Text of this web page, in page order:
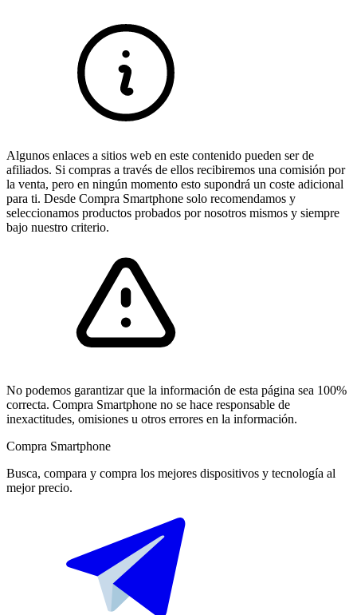
Algunos enlaces a sitios web en este contenido pueden ser de
afiliados. Si compras a través de ellos recibiremos una comisión por
la venta, pero en ningún momento esto supondrá un coste adicional
para ti. Desde Compra Smartphone solo recomendamos y
seleccionamos productos probados por nosotros mismos y siempre
bajo nuestro criterio.
No podemos garantizar que la información de esta página sea 100%
correcta. Compra Smartphone no se hace responsable de
inexactitudes, omisiones u otros errores en la información.
Compra Smartphone
Busca, compara y compra los mejores dispositivos y tecnología al
mejor precio.